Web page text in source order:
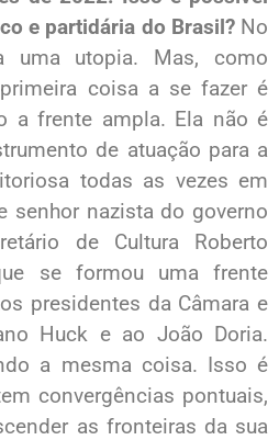
e partidária do Brasil? No
uma utopia. Mas, como
coisa a se fazer é
a frente ampla. Ela não é
de atuação para a
todas as vezes em
senhor nazista do governo
de Cultura Roberto
se formou uma frente
presidentes da Câmara e
Huck e ao João Doria.
a mesma coisa. Isso é
convergências pontuais,
as fronteiras da sua